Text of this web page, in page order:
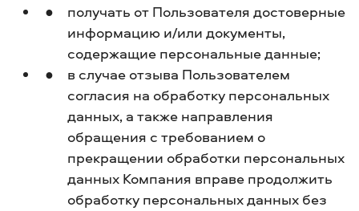
получать от Пользователя достоверные
информацию и/или документы,
содержащие персональные данные;
в случае отзыва Пользователем
согласия на обработку персональных
данных, а также направления
обращения с требованием о
прекращении обработки персональных
данных Компания вправе продолжить
обработку персональных данных без